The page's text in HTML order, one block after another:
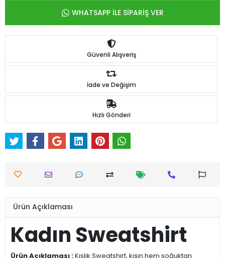
WHATSAPP İLE SİPARİŞ VER
Güvenli Alışveriş
İade ve Değişim
Hızlı Gönderi
Ürün Açıklaması
Kadın Sweatshirt
Ürün Açıklaması :Kışlık Sweatshirt, kışın hem soğuktan